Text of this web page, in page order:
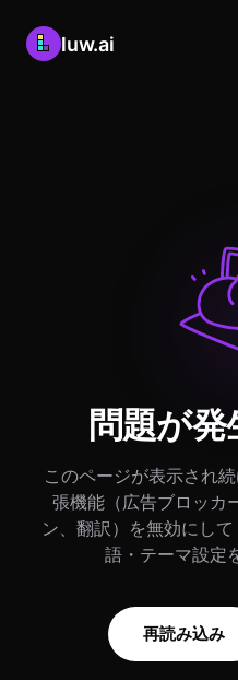
luw.ai
問題が
このページが表示され
張機能（広告ブロッカ
ン、翻訳）を無効にし
語・テーマ設定
再読み込み